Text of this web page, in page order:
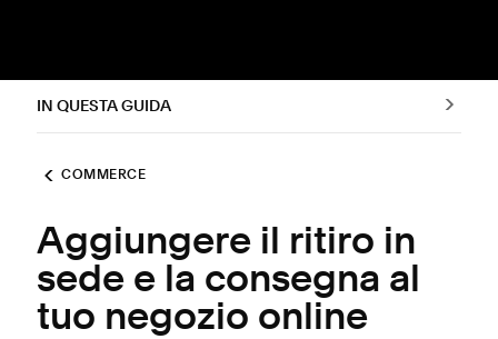
IN QUESTA GUIDA
COMMERCE
Aggiungere il ritiro in
sede e la consegna al
tuo negozio online